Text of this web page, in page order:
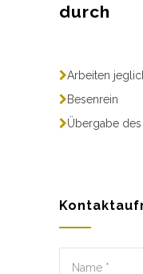
durch
Arbeiten
Besenrein
Übergabe